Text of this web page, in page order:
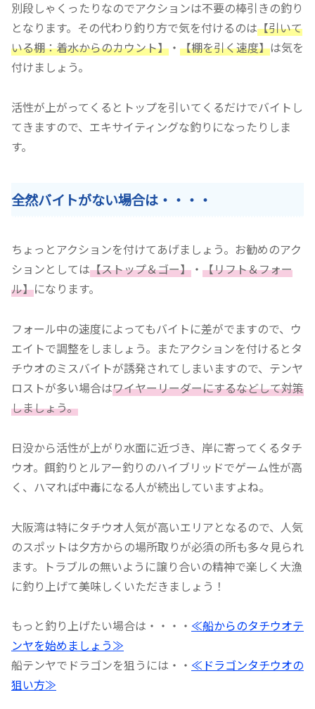
別段しゃくったりなのでアクションは不要の棒引きの釣り
となります。その代わり釣り方で気を付けるのは【引いて
いる棚：着水からのカウント】 ・ 【棚を引く速度】は気を
付けましょう。
活性が上がってくるとトップを引いてくるだけでバイトし
てきますので、エキサイティングな釣りになったりしま
す。
全然バイトがない場合は・・・・
ちょっとアクションを付けてあげましょう。お勧めのアク
ションとしては【ストップ＆ゴー】 ・ 【リフト＆フォー
ル】になります。
フォール中の速度によってもバイトに差がでますので、ウ
エイトで調整をしましょう。またアクションを付けるとタ
チウオのミスバイトが誘発されてしまいますので、テンヤ
ロストが多い場合はワイヤーリーダーにするなどして対策
しましょう。
日没から活性が上がり水面に近づき、岸に寄ってくるタチ
ウオ。餌釣りとルアー釣りのハイブリッドでゲーム性が高
く、ハマれば中毒になる人が続出していますよね。
大阪湾は特にタチウオ人気が高いエリアとなるので、人気
のスポットは夕方からの場所取りが必須の所も多々見られ
ます。トラブルの無いように譲り合いの精神で楽しく大漁
に釣り上げて美味しくいただきましょう！
もっと釣り上げたい場合は・・・・ ≪船からのタチウオテ
ンヤを始めましょう≫
船テンヤでドラゴンを狙うには・・ ≪ドラゴンタチウオの
狙い方≫